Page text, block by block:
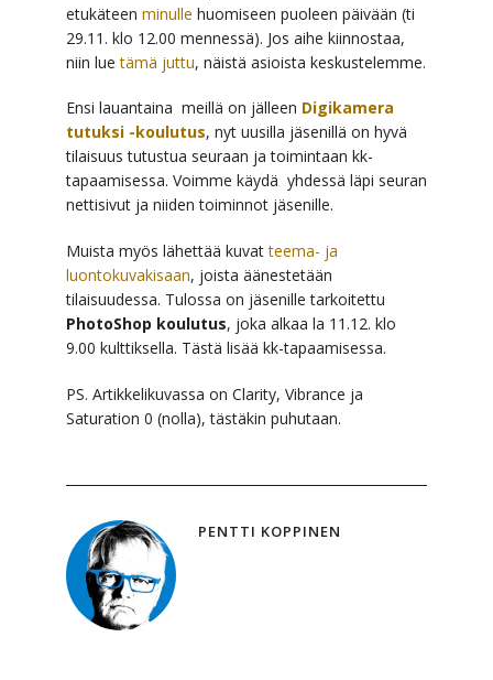
etukäteen minulle huomiseen puoleen päivään (ti
29.11. klo 12.00 mennessä). Jos aihe kiinnostaa,
niin luetämä juttu, näistä asioista keskustelemme.
Ensi lauantaina meillä on jälleen Digikamera
tutuksi -koulutus, nyt uusilla jäsenillä on hyvä
tilaisuus tutustua seuraan ja toimintaan kk-
tapaamisessa. Voimme käydä yhdessä läpi seuran
nettisivut ja niiden toiminnot jäsenille.
Muista myös lähettää kuvatteema- ja
luontokuvakisaan, joista äänestetään
tilaisuudessa. Tulossa on jäsenille tarkoitettu
PhotoShop koulutus, joka alkaa la 11.12. klo
9.00 kulttiksella. Tästä lisää kk-tapaamisessa.
PS. Artikkelikuvassa on Clarity, Vibrance ja
Saturation 0 (nolla), tästäkin puhutaan.
PENTTI KOPPINEN